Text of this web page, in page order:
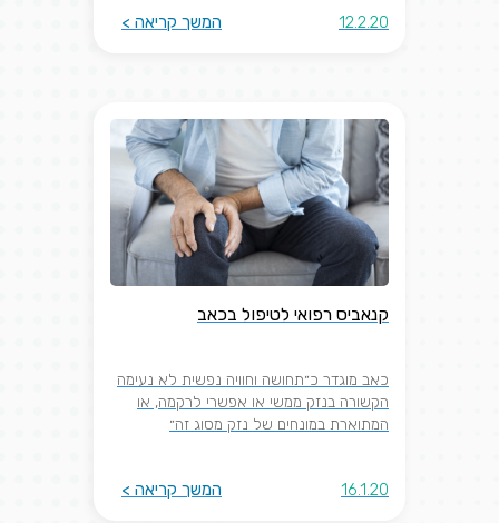
המשך קריאה > 12.2.20
קנאביס רפואי לטיפול בכאב
כאב מוגדר כ״תחושה וחוויה נפשית לא נעימה
הקשורה בנזק ממשי או אפשרי לרקמה, או
המתוארת במונחים של נזק מסוג זה״
המשך קריאה > 16.1.20